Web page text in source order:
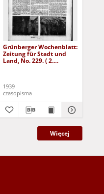
Grünberger Wochenblatt:
Zeitung für Stadt und
Land, No. 229. ( 2.
1939
czasopisma
Więcej